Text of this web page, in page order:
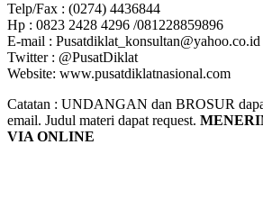
Telp/Fax : (0274) 4436844
Hp : 0823 2428 4296 /081228859896
E-mail : Pusatdiklat_konsultan@yahoo.co.id
Twitter : @PusatDiklat
Website: www.pusatdiklatnasional.com
Catatan : UNDANGAN dan BROSUR
email. Judul materi dapat request.
VIA ONLINE